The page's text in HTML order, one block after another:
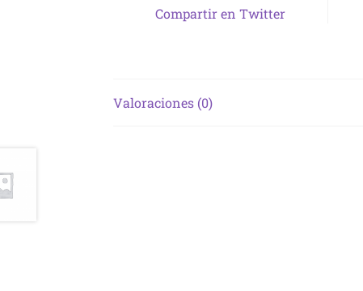
Compartir en Twitter
Valoraciones (0)